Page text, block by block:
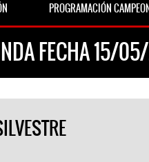
PROGRAMACIÓN
FECHA 15/